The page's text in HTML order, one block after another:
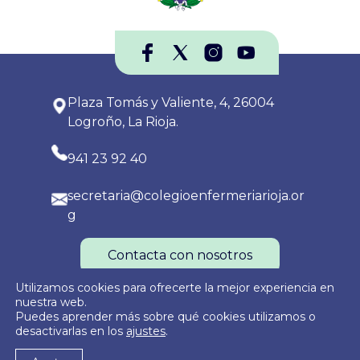
Plaza Tomás y Valiente, 4, 26004
Logroño, La Rioja.
941 23 92 40
secretaria@colegioenfermeriarioja.or
g
Contacta con nosotros
Política de Privacidad Política de Cookies
Utilizamos cookies para ofrecerte la mejor experiencia en
nuestra web.
Puedes aprender más sobre qué cookies utilizamos o
desactivarlas en los ajustes.